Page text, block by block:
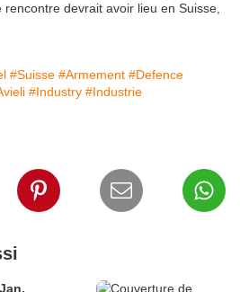
devrait avoir lieu en Suisse,
#Suisse #Armement #Defence
#Industry #Industrie